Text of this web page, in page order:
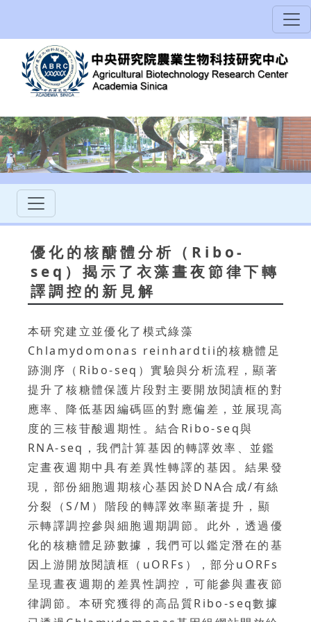
優化的核醣體分析（Ribo-
seq）揭示了衣藻晝夜節律下轉
譯調控的新見解
本研究建立並優化了模式綠藻
Chlamydomonas reinhardtii的核糖體足
跡測序（Ribo-seq）實驗與分析流程，顯著
提升了核糖體保護片段對主要開放閱讀框的對
應率、降低基因編碼區的對應偏差，並展現高
度的三核苷酸週期性。結合Ribo-seq與
RNA-seq，我們計算基因的轉譯效率、並鑑
定晝夜週期中具有差異性轉譯的基因。結果發
現，部份細胞週期核心基因於DNA合成/有絲
分裂（S/M）階段的轉譯效率顯著提升，顯
示轉譯調控參與細胞週期調節。此外，透過優
化的核糖體足跡數據，我們可以鑑定潛在的基
因上游開放閱讀框（uORFs），部分uORFs
呈現晝夜週期的差異性調控，可能參與晝夜節
律調節。本研究獲得的高品質Ribo-seq數據